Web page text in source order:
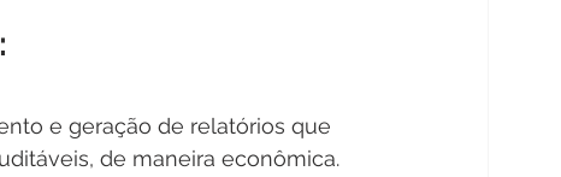
e geração de relatórios que
de maneira econômica.